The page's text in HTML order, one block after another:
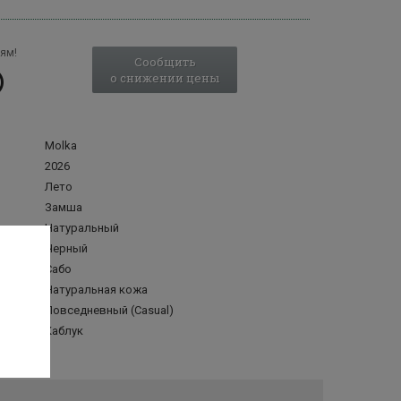
Сообщить
о снижении цены
Molka
2026
Лето
Замша
Натуральный
Черный
Сабо
Натуральная кожа
Повседневный (Casual)
Каблук